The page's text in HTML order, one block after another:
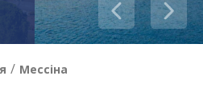
/ Мессіна